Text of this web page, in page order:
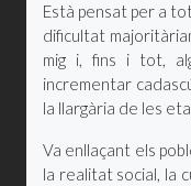
Està pensat per a
dificultat
mig i, fins i tot,
incrementar
la llargària de les
Va enllaçant els
la realitat social, la